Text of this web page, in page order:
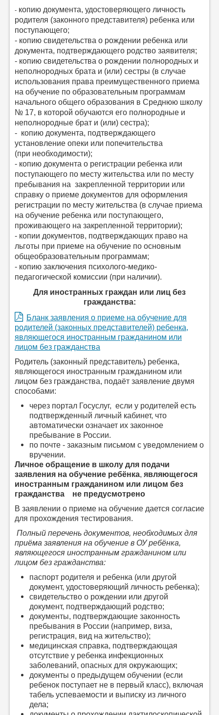
- копию документа, удостоверяющего личность
родителя (законного представителя) ребенка или
поступающего;
- копию свидетельства о рождении ребенка или
документа, подтверждающего родство заявителя;
- копию свидетельства о рождении полнородных и
неполнородных брата и (или) сестры (в случае
использования права преимущественного приема
на обучение по образовательным программам
начального общего образования в Среднюю школу
№ 17, в которой обучаются его полнородные и
неполнородные брат и (или) сестра);
- копию документа, подтверждающего
установление опеки или попечительства
(при необходимости);
- копию документа о регистрации ребенка или
поступающего по месту жительства или по месту
пребывания на закрепленной территории или
справку о приеме документов для оформления
регистрации по месту жительства (в случае приема
на обучение ребенка или поступающего,
проживающего на закрепленной территории);
- копии документов, подтверждающих право на
льготы при приеме на обучение по основным
общеобразовательным программам;
- копию заключения психолого-медико-
педагогической комиссии (при наличии).
Для иностранных граждан или лиц без
гражданства:
Бланк заявления о приеме на обучение для
родителей (законных представителей) ребенка,
являющегося иностранным гражданином или
лицом без гражданства
Родитель (законный представитель) ребенка,
являющегося иностранным гражданином или
лицом без гражданства, подаёт заявление двумя
способами:
через портал Госуслуг, если у родителей есть
подтвержденный личный кабинет, что
автоматически означает их законное
пребывание в России.
по почте - заказным письмом с уведомлением о
вручении.
Личное обращение в школу для подачи
заявления на обучение ребёнка, являющегося
иностранным гражданином или лицом без
гражданства не предусмотрено
В заявлении о приеме на обучение дается согласие
для прохождения тестирования.
Полный перечень документов, необходимых для
приёма заявления на обучение в ОУ ребёнка,
являющегося иностранным гражданином или
лицом без гражданства:
паспорт родителя и ребенка (или другой
документ, удостоверяющий личность ребенка);
свидетельство о рождении или другой
документ, подтверждающий родство;
документы, подтверждающие законность
пребывания в России (например, виза,
регистрация, вид на жительство);
медицинская справка, подтверждающая
отсутствие у ребенка инфекционных
заболеваний, опасных для окружающих;
документы о предыдущем обучении (если
ребенок поступает не в первый класс), включая
табель успеваемости и выписку из личного
дела;